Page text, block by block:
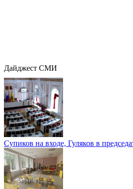
Дайджест СМИ
Супиков на входе, Гуляков в